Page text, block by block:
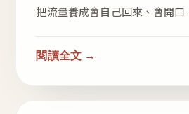
把流量養成會自己回來、會開口
閱讀全文 →